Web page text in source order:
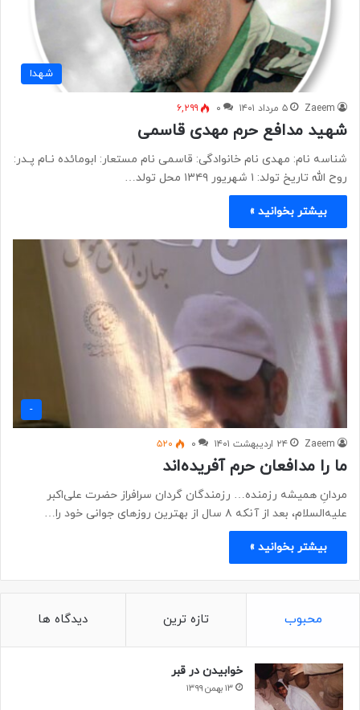
شهدا
Zaeem ۵ مرداد ۱۴۰۱ ۰ ۶,۲۹۹
شهید مدافع حرم مهدی قاسمی
شناسه نام: مهدی نام خانوادگی: قاسمی نام مستعار: ابومائده نـام پـدر:
روح الله تاریخ تولد: ۱ شهریور ۱۳۴۹ محل تولد…
بیشتر بخوانید »
-
Zaeem ۲۴ اردیبهشت ۱۴۰۱ ۰ ۵۲۰
ما را مدافعان حرم آفریده‌اند
مردانِ همیشه رزمنده… رزمندگان گردان سرافراز حضرت علی‌اکبر
علیه‌السلام، بعد از آنکه ۸ سال از بهترین روزهای جوانی خود را…
بیشتر بخوانید »
محبوب تازه ترین دیدگاه ها
خوابیدن در قبر
۱۳ بهمن ۱۳۹۹